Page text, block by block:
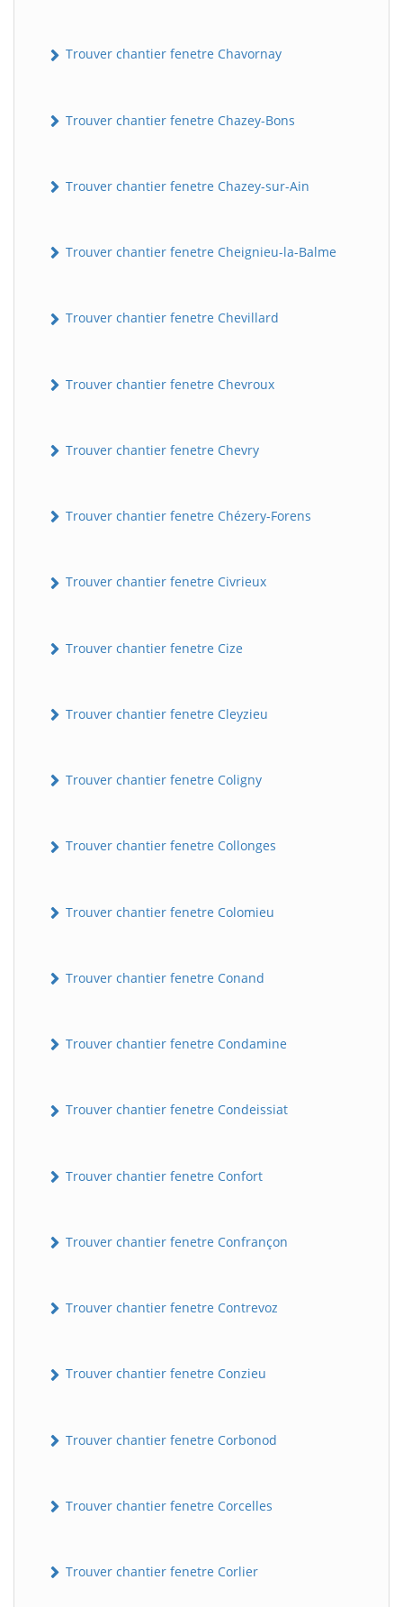
Trouver chantier fenetre Chavornay
Trouver chantier fenetre Chazey-Bons
Trouver chantier fenetre Chazey-sur-Ain
Trouver chantier fenetre Cheignieu-la-Balme
Trouver chantier fenetre Chevillard
Trouver chantier fenetre Chevroux
Trouver chantier fenetre Chevry
Trouver chantier fenetre Chézery-Forens
Trouver chantier fenetre Civrieux
Trouver chantier fenetre Cize
Trouver chantier fenetre Cleyzieu
Trouver chantier fenetre Coligny
Trouver chantier fenetre Collonges
Trouver chantier fenetre Colomieu
Trouver chantier fenetre Conand
Trouver chantier fenetre Condamine
Trouver chantier fenetre Condeissiat
Trouver chantier fenetre Confort
Trouver chantier fenetre Confrançon
Trouver chantier fenetre Contrevoz
Trouver chantier fenetre Conzieu
Trouver chantier fenetre Corbonod
Trouver chantier fenetre Corcelles
Trouver chantier fenetre Corlier
Assistant en ligne